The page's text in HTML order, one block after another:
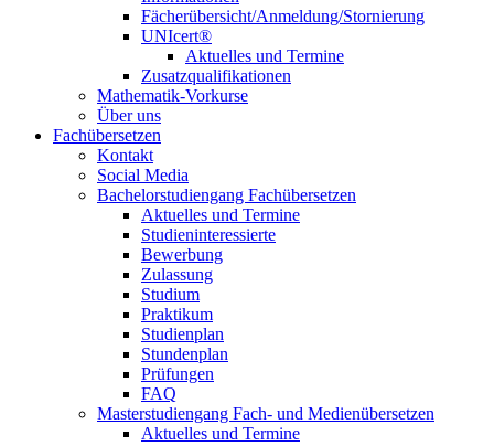
Fächerübersicht/Anmeldung/Stornierung
UNIcert®
Aktuelles und Termine
Zusatzqualifikationen
Mathematik-Vorkurse
Über uns
Fachübersetzen
Kontakt
Social Media
Bachelorstudiengang Fachübersetzen
Aktuelles und Termine
Studieninteressierte
Bewerbung
Zulassung
Studium
Praktikum
Studienplan
Stundenplan
Prüfungen
FAQ
Masterstudiengang Fach- und Medienübersetzen
Aktuelles und Termine